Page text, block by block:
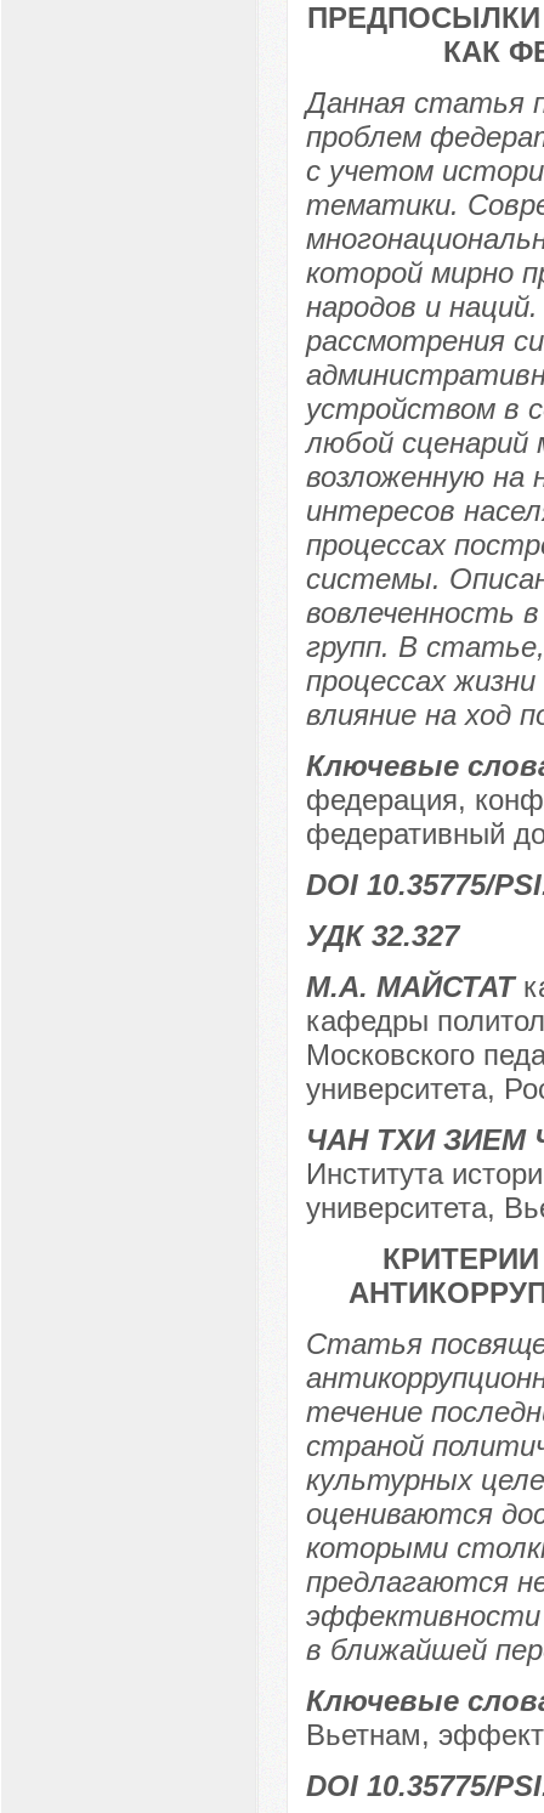
КАК
Данная статья
проблем
с учетом
тематики.
которой мирно
народов и
рассмотрения
устройством в
любой сценарий
возложенную на
интересов
процессах
системы.
вовлеченность
групп. В
процессах
влияние на ход
Ключевые
федерация,
федеративный
DOI 10.35775/
УДК 32.327
М.А. МАЙСТАТ
кафедры
Московского
университета,
ЧАН ТХИ ЗИЕМ
Института
университета,
Статья
течение
страной
культурных
оцениваются
которыми
предлагаются
эффективности
в ближайшей
Ключевые
Вьетнам,
DOI 10.35775/